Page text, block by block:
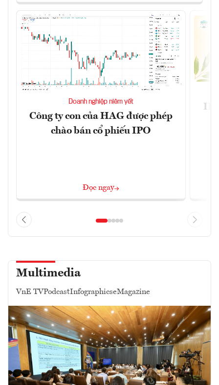
Doanh nghiệp niêm yết
Công ty con của HAG được phép
chào bán cổ phiếu IPO
Đọc ngay
Multimedia
VnE TVPodcastInfographicseMagazine